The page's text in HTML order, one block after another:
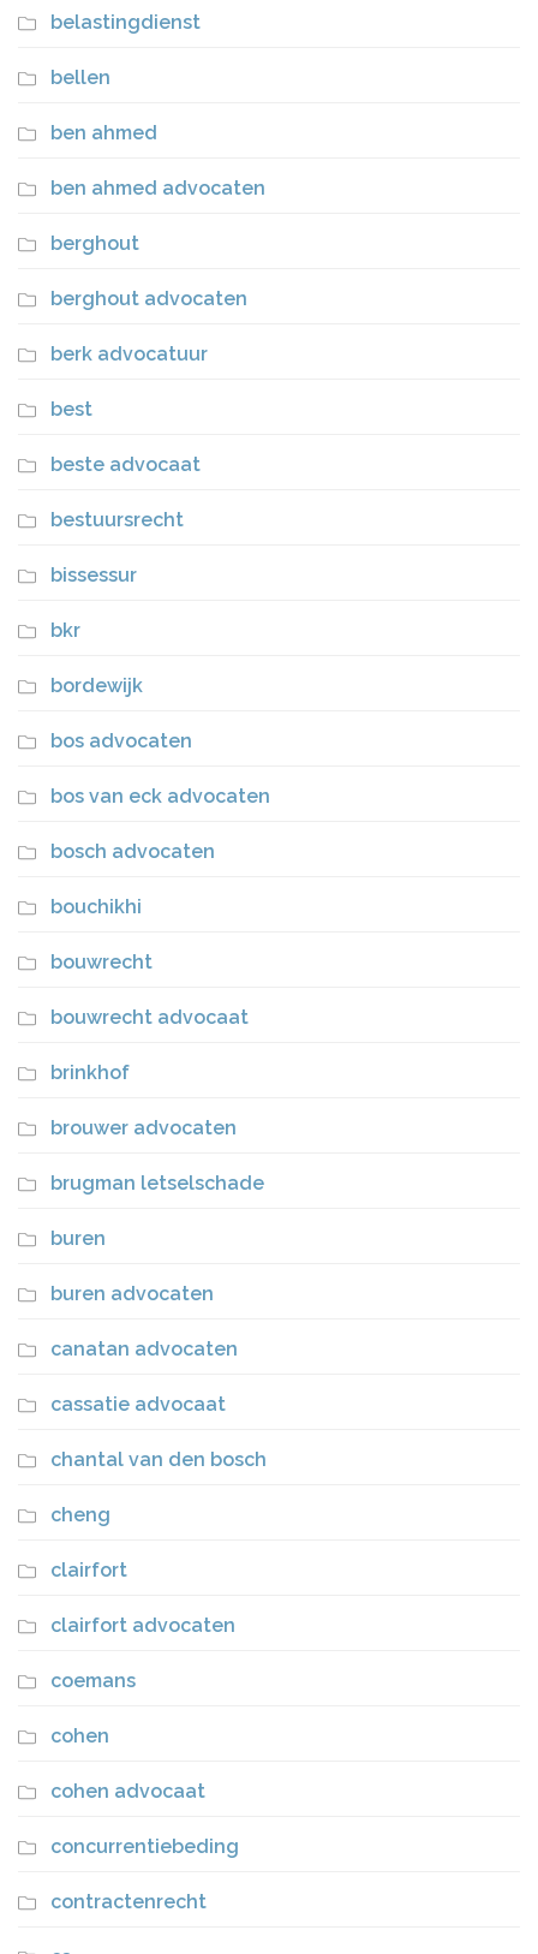
belastingdienst
bellen
ben ahmed
ben ahmed advocaten
berghout
berghout advocaten
berk advocatuur
best
beste advocaat
bestuursrecht
bissessur
bkr
bordewijk
bos advocaten
bos van eck advocaten
bosch advocaten
bouchikhi
bouwrecht
bouwrecht advocaat
brinkhof
brouwer advocaten
brugman letselschade
buren
buren advocaten
canatan advocaten
cassatie advocaat
chantal van den bosch
cheng
clairfort
clairfort advocaten
coemans
cohen
cohen advocaat
concurrentiebeding
contractenrecht